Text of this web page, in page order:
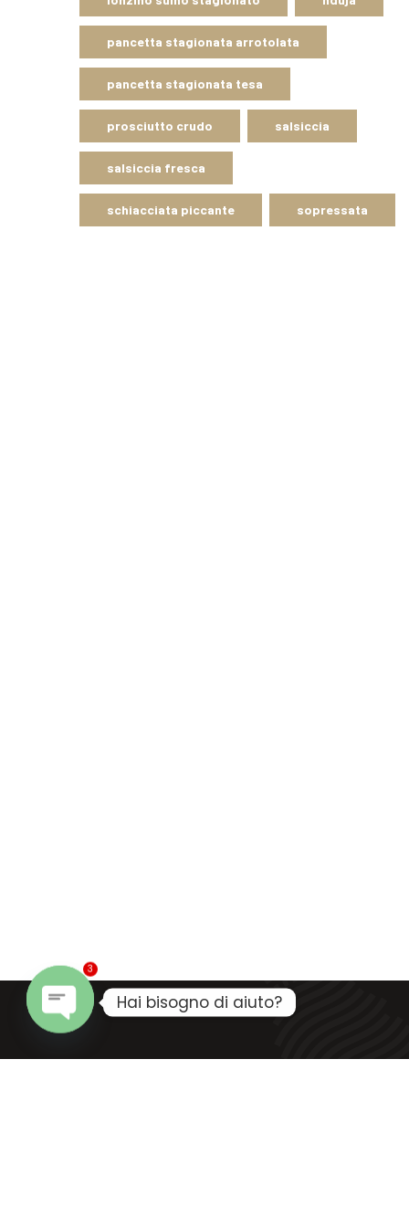
pancetta stagionata arrotolata
pancetta stagionata tesa
prosciutto crudo salsiccia
salsiccia fresca
schiacciata piccante sopressata
Hai bisogno di aiuto?
3